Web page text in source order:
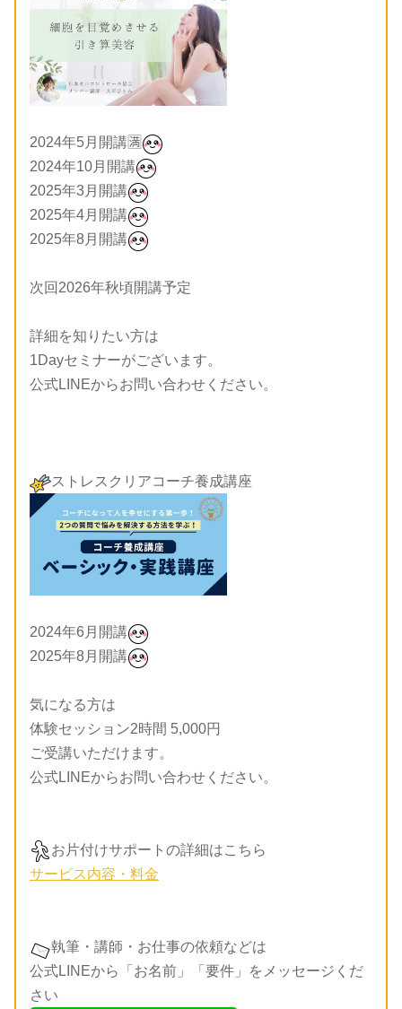
2024年5月開講🈵
2024年10月開講
2025年3月開講
2025年4月開講
2025年8月開講
次回2026年秋頃開講予定
詳細を知りたい方は
1Dayセミナーがございます。
公式LINEからお問い合わせください。
ストレスクリアコーチ養成講座
2024年6月開講
2025年8月開講
気になる方は
体験セッション2時間 5,000円
ご受講いただけます。
公式LINEからお問い合わせください。
お片付けサポートの詳細はこちら
サービス内容・料金
執筆・講師・お仕事の依頼などは
公式LINEから「お名前」「要件」をメッセージくだ
さい